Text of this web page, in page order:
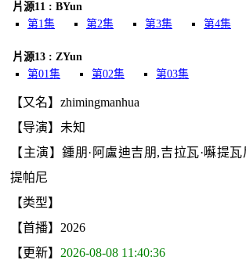
片源11 : BYun
第1集
第2集 第3集 第4集
片源13 : ZYun
第01集
第02集 第03集
【又名】zhimingmanhua
【导演】未知
【主演】鍾朋·阿盧迪吉朋,吉拉瓦·囌提
提帕尼
【类型】
【首播】2026
【更新】 2026-08-08 11:40:36